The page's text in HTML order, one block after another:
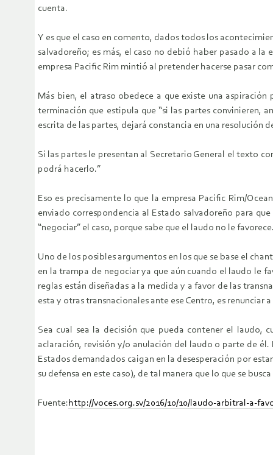
cuenta.
Y es que el caso en comento, dados todos los
salvadoreño; es más, el caso no debió haber pasado a
empresa Pacific Rim mintió al pretender hacerse pasar
Más bien, el atraso obedece a que existe una
terminación que estipula que “si las partes convinieren,
escrita de las partes, dejará constancia en una resolución
Si las partes le presentan al Secretario General el texto
podrá hacerlo.”
Eso es precisamente lo que la empresa Pacific Rim/
enviado correspondencia al Estado salvadoreño para
“negociar” el caso, porque sabe que el laudo no le favorece.
Uno de los posibles argumentos en los que se base el
en la trampa de negociar ya que aún cuando el laudo le
reglas están diseñadas a la medida y a favor de las
esta y otras transnacionales ante ese Centro, es renunciar
Sea cual sea la decisión que pueda contener el laudo,
aclaración, revisión y/o anulación del laudo o parte de
Estados demandados caigan en la desesperación por
su defensa en este caso), de tal manera que lo que se
Fuente:http://voces.org.sv/2016/10/10/laudo-arbitral-a-